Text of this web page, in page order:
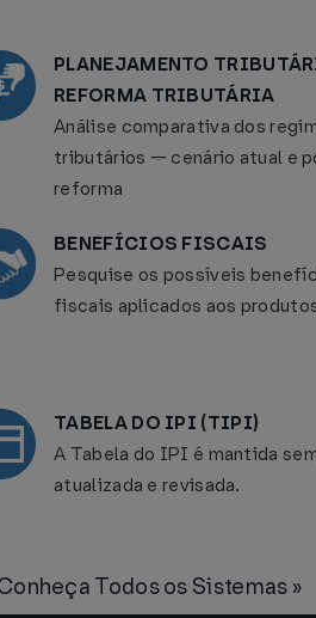
PLANEJAMENTO
REFORMA TRIBUTÁRIA
Análise comparativa dos
tributários — cenário atual e
reforma
BENEFÍCIOS FISCAIS
Pesquise os possíveis
fiscais aplicados aos
TABELA DO IPI (TIPI)
A Tabela do IPI é mantida
atualizada e revisada.
Todos os Sistemas »